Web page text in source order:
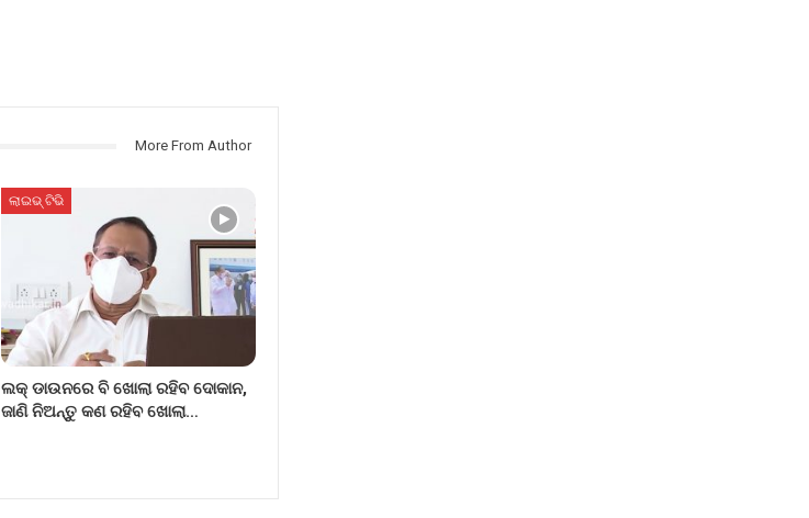
More From Author
ଲାଇଭ୍ ଟିଭି
ଲକ୍ ଡାଉନରେ ବି ଖୋଲା ରହିବ ଦୋକାନ,
ଜାଣି ନିଅନ୍ତୁ କଣ ରହିବ ଖୋଲା…